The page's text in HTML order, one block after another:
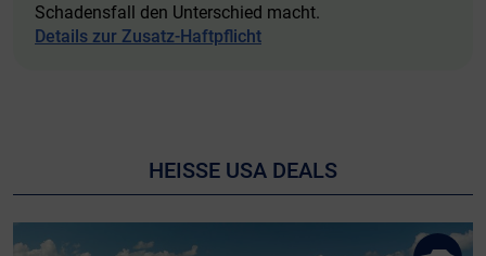
Schadensfall den Unterschied macht.
Details zur Zusatz-Haftpflicht
HEISSE USA DEALS